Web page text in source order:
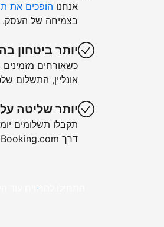
אנחנו הופכים את
בצמיחה של העסק.
יותר ביטחון
כשאורחים
אונליין, התשלום
יותר שליטה
תקבלו תשלומים
דרך Booking.com לשנת 2026
התחילו להרוויח עוד